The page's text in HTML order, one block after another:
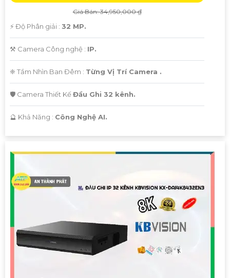
Giá Bán: 34,950,000 ₫
️⚡ Độ Phân giải : 32 MP.
⚒ Camera Công nghệ : IP.
❈ Tầm Nhìn Ban Đêm : Từng Vị Trí Camera .
🛡 Camera Thiết KếĐầu Ghi 32 kênh.
️🔮 Khả Năng : Công Nghệ AI.